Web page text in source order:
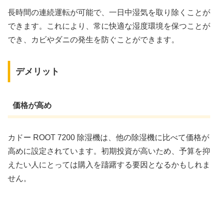
長時間の連続運転が可能で、一日中湿気を取り除くことが
できます。これにより、常に快適な湿度環境を保つことが
でき、カビやダニの発生を防ぐことができます。
デメリット
価格が高め
カドー ROOT 7200 除湿機は、他の除湿機に比べて価格が
高めに設定されています。初期投資が高いため、予算を抑
えたい人にとっては購入を躊躇する要因となるかもしれま
せん。